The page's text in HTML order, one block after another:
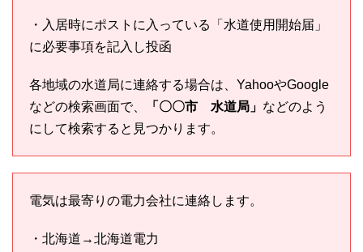
・入居時にポストに入っている「水道使用開始届」
に必要事項を記入し投函
各地域の水道局に連絡する場合は、YahooやGoogle
などの検索画面で、
「〇〇市 水道局」 などのよう
にして検索すると見つかります。
電気は最寄りの電力会社に連絡します。
・北海道→北海道電力